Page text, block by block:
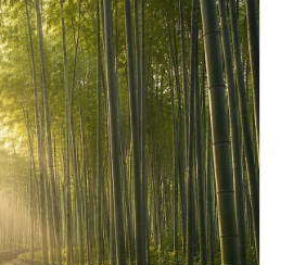
Chi siamo
Contatti